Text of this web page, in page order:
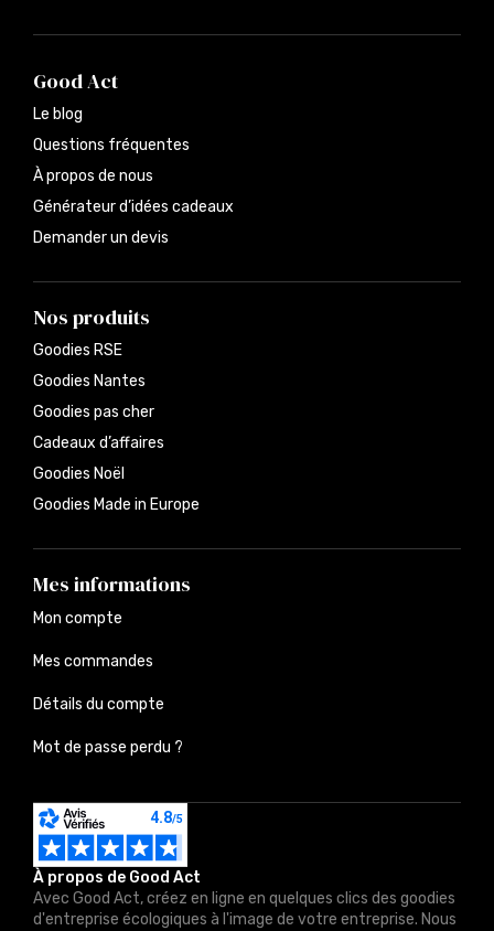
À propos de Good Act
Avec Good Act, créez en ligne en quelques clics des goodies
d'entreprise écologiques à l'image de votre entreprise. Nous
Good Act
Le blog
Questions fréquentes
À propos de nous
Générateur d’idées cadeaux
Demander un devis
Nos produits
Goodies RSE
Goodies Nantes
Goodies pas cher
Cadeaux d’affaires
Goodies Noël
Goodies Made in Europe
Mes informations
Mon compte
Mes commandes
Détails du compte
Mot de passe perdu ?